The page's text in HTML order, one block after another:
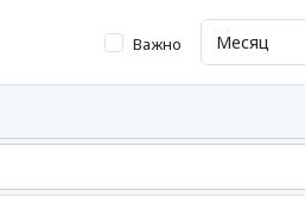
Важно